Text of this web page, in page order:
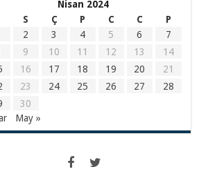
Nisan 2024
S Ç P C C
P
2 3 4 5 6
7
9 10 11 12 13
14
16 17 18 19 20
21
23 24 25 26 27
28
30
May »